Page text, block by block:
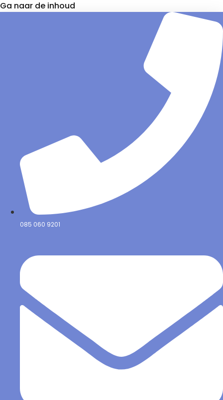
Ga naar de inhoud
085 060 9201